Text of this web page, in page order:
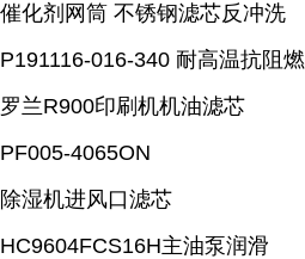
催化剂网筒 不锈钢滤芯反冲洗
P191116-016-340 耐高温抗阻燃
罗兰R900印刷机机油滤芯
PF005-4065ON
除湿机进风口滤芯
HC9604FCS16H主油泵润滑